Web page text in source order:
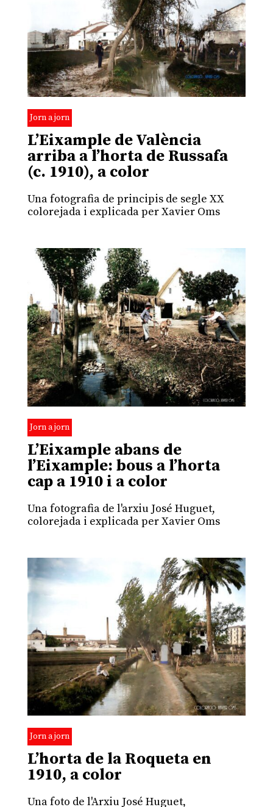
Jorn a jorn
L’Eixample de València
arriba a l’horta de Russafa
(c. 1910), a color
Una fotografia de principis de segle XX
colorejada i explicada per Xavier Oms
Jorn a jorn
L’Eixample abans de
l’Eixample: bous a l’horta
cap a 1910 i a color
Una fotografia de l'arxiu José Huguet,
colorejada i explicada per Xavier Oms
Jorn a jorn
L’horta de la Roqueta en
1910, a color
Una foto de l'Arxiu José Huguet,